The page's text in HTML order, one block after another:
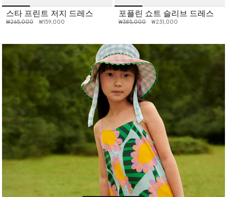
스타 프린트 저지 드레스
인하 전 가격:
₩265,000인하된 가격:
₩159,000
포플린 쇼트 슬리브 드레스
인하 전 가격:
₩385,000인하된 가격:
₩231,000